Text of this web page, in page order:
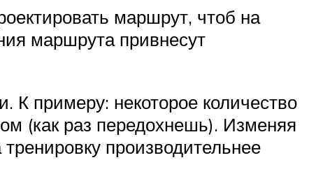
маршрут, чтоб на
маршрута привнесут
примеру: некоторое количество
(как раз передохнешь). Изменяя
производительнее